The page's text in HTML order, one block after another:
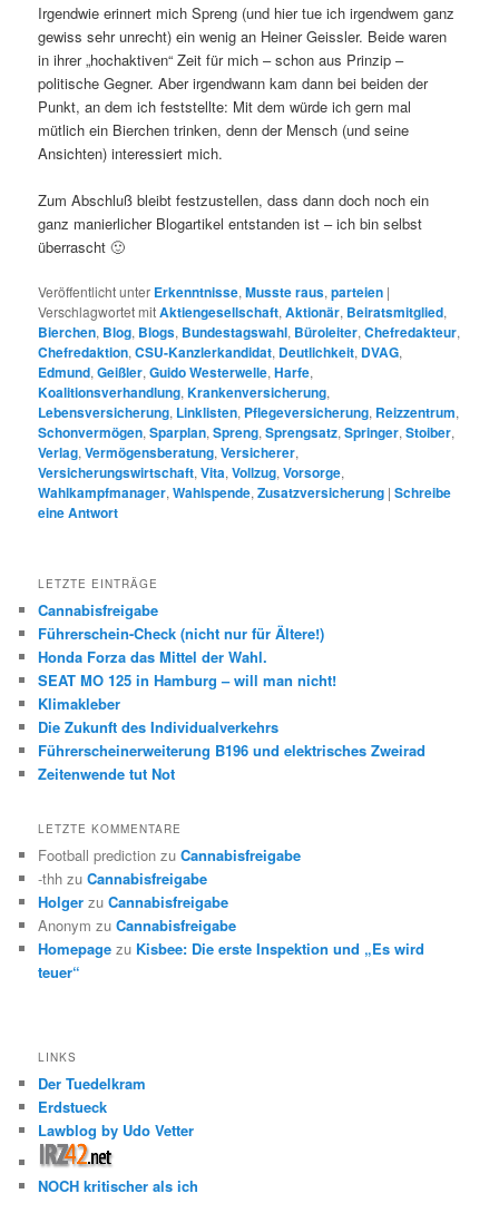
Irgendwie erinnert mich Spreng (und hier tue ich irgendwem ganz
gewiss sehr unrecht) ein wenig an Heiner Geissler. Beide waren
in ihrer „hochaktiven“ Zeit für mich – schon aus Prinzip –
politische Gegner. Aber irgendwann kam dann bei beiden der
Punkt, an dem ich feststellte: Mit dem würde ich gern mal
mütlich ein Bierchen trinken, denn der Mensch (und seine
Ansichten) interessiert mich.
Zum Abschluß bleibt festzustellen, dass dann doch noch ein
ganz manierlicher Blogartikel entstanden ist – ich bin selbst
überrascht 🙂
Veröffentlicht unter Erkenntnisse,Musste raus,parteien |
Verschlagwortet mitAktiengesellschaft,Aktionär, Beiratsmitglied,
Bierchen, Blog, Blogs, Bundestagswahl, Büroleiter,Chefredakteur,
Chefredaktion,CSU-Kanzlerkandidat, Deutlichkeit, DVAG,
Edmund,Geißler,Guido Westerwelle,Harfe,
Koalitionsverhandlung,Krankenversicherung,
Lebensversicherung, Linklisten, Pflegeversicherung, Reizzentrum,
Schonvermögen,Sparplan,Spreng,Sprengsatz,Springer,Stoiber,
Verlag,Vermögensberatung,Versicherer,
Versicherungswirtschaft,Vita,Vollzug,Vorsorge,
Wahlkampfmanager,Wahlspende,Zusatzversicherung |Schreibe
eine Antwort
LETZTE EINTRÄGE
Cannabisfreigabe
Führerschein-Check (nicht nur für Ältere!)
Honda Forza das Mittel der Wahl.
SEAT MO 125 in Hamburg – will man nicht!
Klimakleber
Die Zukunft des Individualverkehrs
Führerscheinerweiterung B196 und elektrisches Zweirad
Zeitenwende tut Not
LETZTE KOMMENTARE
Football prediction zuCannabisfreigabe
-thh zuCannabisfreigabe
Holger zuCannabisfreigabe
Anonym zuCannabisfreigabe
Homepage zu Kisbee: Die erste Inspektion und „Es wird
teuer“
LINKS
Der Tuedelkram
Erdstueck
Lawblog by Udo Vetter
NOCH kritischer als ich